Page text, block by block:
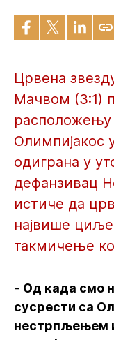
Црвена
Мачвом (3:1)
расположењу
Олимпијакос
одиграна у
дефанзивац
истиче да
највише
такмичење
- Од када смо
сусрести са
нестрпљењем